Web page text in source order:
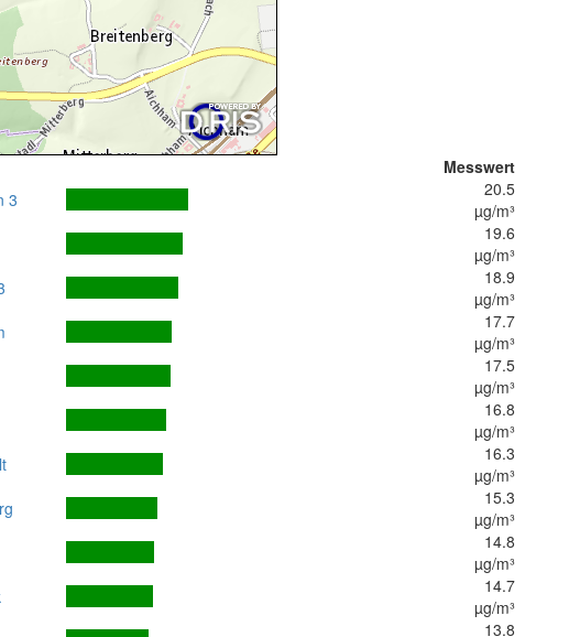
Messwert
3
20.5
µg/m³
19.6
µg/m³
18.9
µg/m³
17.7
µg/m³
17.5
µg/m³
16.8
µg/m³
16.3
µg/m³
15.3
µg/m³
14.8
µg/m³
14.7
µg/m³
13.8